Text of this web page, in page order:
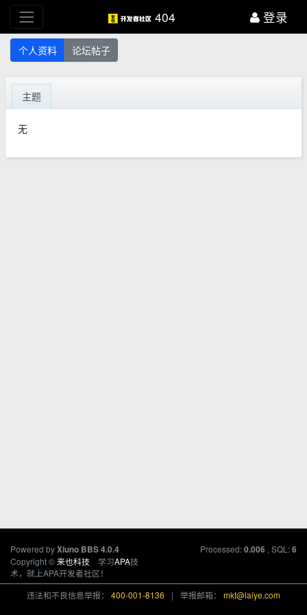
404 登录
个人资料 论坛帖子
主题
无
Powered byXiuno BBS4.0.4
Copyright ©来也科技 学习APA技
术，就上APA开发者社区！
Processed:0.006 , SQL:6
违法和不良信息举报： 400-001-8136 | 举报邮箱： mkt@laiye.com